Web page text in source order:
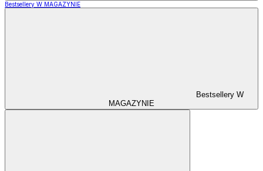
Bestsellery W MAGAZYNIE
Bestsellery W
MAGAZYNIE